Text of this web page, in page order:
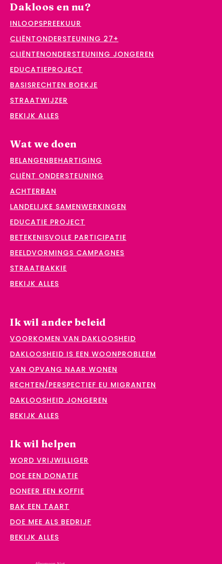
Dakloos en nu?
INLOOPSPREEKUUR
CLIËNTONDERSTEUNING 27+
CLIËNTENONDERSTEUNING JONGEREN
EDUCATIEPROJECT
BASISRECHTEN BOEKJE
STRAATWIJZER
BEKIJK ALLES
Wat we doen
BELANGENBEHARTIGING
CLIËNT ONDERSTEUNING
ACHTERBAN
LANDELIJKE SAMENWERKINGEN
EDUCATIE PROJECT
BETEKENISVOLLE PARTICIPATIE
BEELDVORMINGS CAMPAGNES
STRAATBAKKIE
BEKIJK ALLES
Ik wil ander beleid
VOORKOMEN VAN DAKLOOSHEID
DAKLOOSHEID IS EEN WOONPROBLEEM
VAN OPVANG NAAR WONEN
RECHTEN/PERSPECTIEF EU MIGRANTEN
DAKLOOSHEID JONGEREN
BEKIJK ALLES
Ik wil helpen
WORD VRIJWILLIGER
DOE EEN DONATIE
DONEER EEN KOFFIE
BAK EEN TAART
DOE MEE ALS BEDRIJF
BEKIJK ALLES